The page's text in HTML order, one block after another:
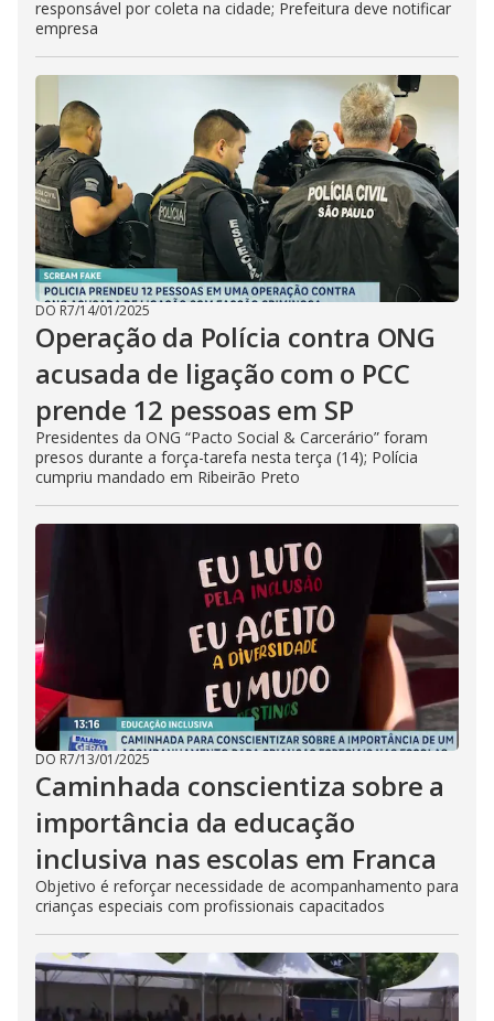
responsável por coleta na cidade; Prefeitura deve notificar
empresa
DO R7/14/01/2025
Operação da Polícia contra ONG
acusada de ligação com o PCC
prende 12 pessoas em SP
Presidentes da ONG “Pacto Social & Carcerário” foram
presos durante a força-tarefa nesta terça (14); Polícia
cumpriu mandado em Ribeirão Preto
DO R7/13/01/2025
Caminhada conscientiza sobre a
importância da educação
inclusiva nas escolas em Franca
Objetivo é reforçar necessidade de acompanhamento para
crianças especiais com profissionais capacitados